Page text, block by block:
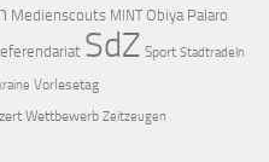
Medienscouts MINT Obiya Palaro
SdZ Sport Stadtradeln
Vorlesetag
Wettbewerb Zeitzeugen